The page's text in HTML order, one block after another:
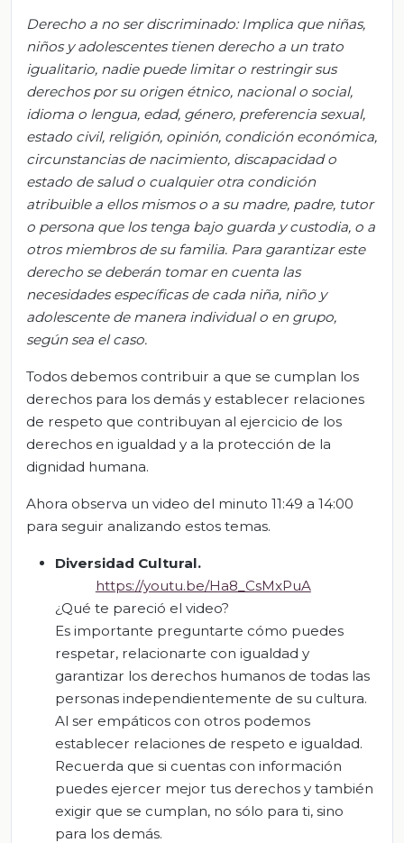
Derecho a no ser discriminado: Implica que niñas,
niños y adolescentes tienen derecho a un trato
igualitario, nadie puede limitar o restringir sus
derechos por su origen étnico, nacional o social,
idioma o lengua, edad, género, preferencia sexual,
estado civil, religión, opinión, condición económica,
circunstancias de nacimiento, discapacidad o
estado de salud o cualquier otra condición
atribuible a ellos mismos o a su madre, padre, tutor
o persona que los tenga bajo guarda y custodia, o a
otros miembros de su familia. Para garantizar este
derecho se deberán tomar en cuenta las
necesidades específicas de cada niña, niño y
adolescente de manera individual o en grupo,
según sea el caso.
Todos debemos contribuir a que se cumplan los
derechos para los demás y establecer relaciones
de respeto que contribuyan al ejercicio de los
derechos en igualdad y a la protección de la
dignidad humana.
Ahora observa un video del minuto 11:49 a 14:00
para seguir analizando estos temas.
Diversidad Cultural.
https://youtu.be/Ha8_CsMxPuA
¿Qué te pareció el video?
Es importante preguntarte cómo puedes
respetar, relacionarte con igualdad y
garantizar los derechos humanos de todas las
personas independientemente de su cultura.
Al ser empáticos con otros podemos
establecer relaciones de respeto e igualdad.
Recuerda que si cuentas con información
puedes ejercer mejor tus derechos y también
exigir que se cumplan, no sólo para ti, sino
para los demás.